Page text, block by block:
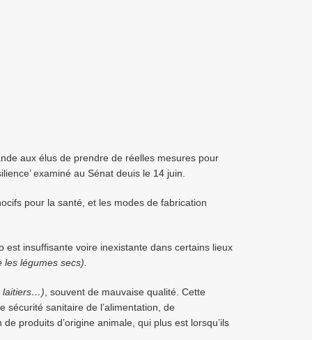
aux élus de prendre de réelles mesures pour
examiné au Sénat deuis le 14 juin.
pour la santé, et les modes de fabrication
est insuffisante voire inexistante dans certains lieux
les légumes secs).
laitiers…) , souvent de mauvaise qualité. Cette
sécurité sanitaire de l’alimentation, de
produits d’origine animale, qui plus est lorsqu’ils